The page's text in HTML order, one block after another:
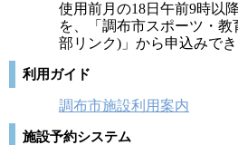
使用前月の18日午前9時以
を、「調布市スポーツ・
部リンク)」から申込みでき
利用ガイド
調布市施設利用案内
施設予約システム